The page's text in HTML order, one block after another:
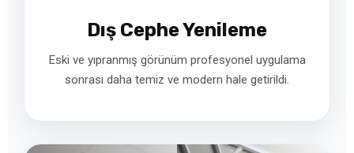
Dış Cephe Yenileme
Eski ve yıpranmış görünüm profesyonel uygulama
sonrası daha temiz ve modern hale getirildi.